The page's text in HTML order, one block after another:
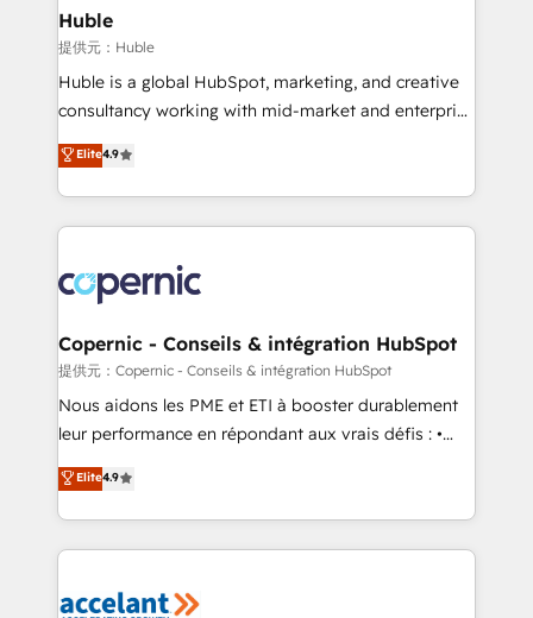
without outside dependencies. You’ll learn how to: •
Set up, audit, and organize your HubSpot portal •
Get your sales team fully using HubSpot • Track
pipeline and revenue across the entire buyer journey
growth • Create content and videos that attract
buyers • Use AI to scale smarter Our coaching-led
lasts. So if you're ready to become the most trusted
voice in your market, let’s talk.
Huble
提供元：Huble
Huble is a global HubSpot, marketing, and creative
consultancy working with mid-market and enterprise
businesses. We go beyond implementation, shaping
the strategy, processes, and teams that turn
HubSpot into a genuine growth engine. Named
HubSpot's Global Partner of the Year in 2024,
worldwide, and with over 15 years in the ecosystem,
Huble has built a track record that speaks for itself.
One company, one operating model, delivering
across offices and consulting teams in the UK, USA,
Canada, Germany, France, Belgium, Singapore, and
South Africa. Certified compliant with ISO/IEC
international offices and 175+ employees.
Elite4.9
Copernic - Conseils & intégration HubSpot
提供元：Copernic - Conseils & intégration HubSpot
Nous aidons les PME et ETI à booster durablement
leur performance en répondant aux vrais défis : •
Intégration de HubSpot avec d’autres outils (ERP,
téléphonie, etc.) • Alignement des équipes grâce à un
outil et des données partagées • Amélioration de la
collecte et de l’analyse des données pour des
de la productivité des équipes Notre équipe de 30
Elite4.9